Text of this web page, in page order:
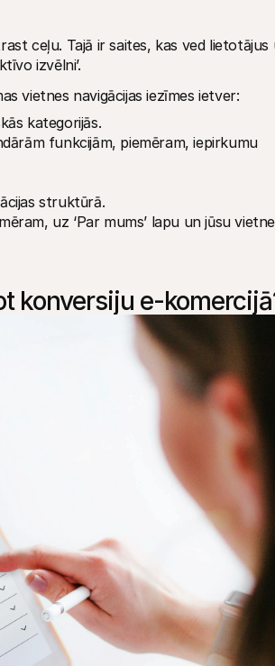
ceļu. Tajā ir saites, kas ved lietotājus
izvēlni’.
vietnes navigācijas iezīmes ietver:
kategorijās.
funkcijām, piemēram, iepirkumu
struktūrā.
uz ‘Par mums’ lapu un jūsu
konversiju e-